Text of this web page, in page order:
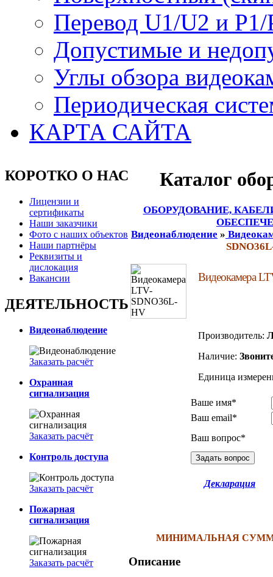
Перевод U1/U2 и
Допустимые и
Углы обзора
Периодическая
КАРТА САЙТА
КОРОТКО О НАС
Лицензии и
сертификаты
Наши заказчики
Фото с наших объектов
Наши партнёры
Реквизиты и
дислокация
Вакансии
ДЕЯТЕЛЬНОСТЬ
Видеонаблюдение
Заказать расчёт
Охранная
сигнализация
Заказать расчёт
Контроль доступа
Заказать расчёт
Пожарная
сигнализация
Заказать расчёт
Каталог
ОБОРУДОВАНИЕ,
Видеонаблюдение »
Видеокамера
Производитель:
Наличие:
Единица
Ваше имя*
Ваш email*
Ваш вопрос*
Декларация
МИНИМАЛЬНАЯ
Описание